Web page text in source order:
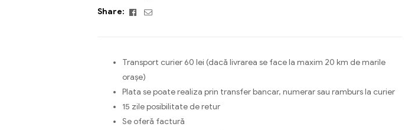
Share:
Facebook
Email
Transport curier 60 lei (dacă livrarea se face la maxim 20 km de marile
orașe)
Plata se poate realiza prin transfer bancar, numerar sau ramburs la curier
15 zile posibilitate de retur
Se oferă factură